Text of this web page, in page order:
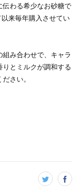
わる希少なお砂糖で
来毎年購入させてい
み合わせで、キャラ
とミルクが調和する
さい。